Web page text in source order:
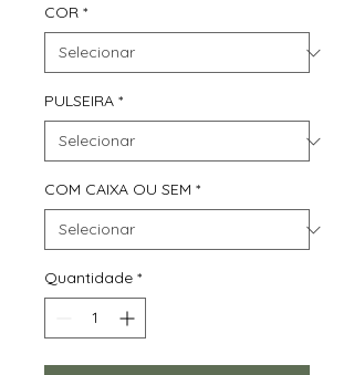
COR *
PULSEIRA *
COM CAIXA OU SEM *
Quantidade *